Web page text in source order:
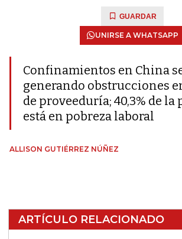
GUARDAR
UNIRSE A WHATSAPP
Confinamientos en China
generando obstrucciones
de proveeduría; 40,3% de
está en pobreza laboral
ALLISON GUTIÉRREZ NÚÑEZ
ARTÍCULO RELACIONADO